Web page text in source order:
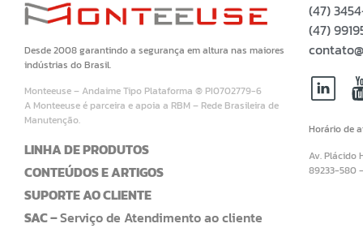
Desde 2008 garantindo a segurança em altura nas maiores
indústrias do Brasil.
Monteeuse – Andaime Tipo Plataforma ® PI0702779-6
A Monteeuse é parceira e apoia a RBM – Rede Brasileira de
Manutenção.
LINHA DE PRODUTOS
CONTEÚDOS E ARTIGOS
SUPORTE AO CLIENTE
SAC –Serviço de Atendimento ao cliente
(47)
(47)
Horário de
Av. Plácido
89233-580